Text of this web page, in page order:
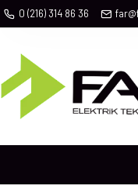
0 (216) 314 86 36